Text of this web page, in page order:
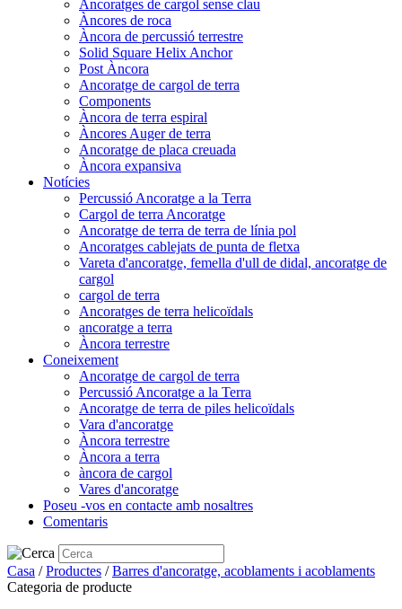
Ancoratges de cargol sense clau
Àncores de roca
Àncora de percussió terrestre
Solid Square Helix Anchor
Post Àncora
Ancoratge de cargol de terra
Components
Àncora de terra espiral
Àncores Auger de terra
Ancoratge de placa creuada
Àncora expansiva
Notícies
Percussió Ancoratge a la Terra
Cargol de terra Ancoratge
Ancoratge de terra de terra de línia pol
Ancoratges cablejats de punta de fletxa
Vareta d'ancoratge, femella d'ull de didal, ancoratge de
cargol
cargol de terra
Ancoratges de terra helicoïdals
ancoratge a terra
Àncora terrestre
Coneixement
Ancoratge de cargol de terra
Percussió Ancoratge a la Terra
Ancoratge de terra de piles helicoïdals
Vara d'ancoratge
Àncora terrestre
Àncora a terra
àncora de cargol
Vares d'ancoratge
Poseu -vos en contacte amb nosaltres
Comentaris
Casa /Productes /Barres d'ancoratge, acoblaments i acoblaments
Categoria de producte